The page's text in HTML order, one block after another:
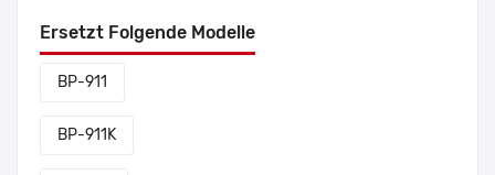
Ersetzt Folgende Modelle
BP-911
BP-911K